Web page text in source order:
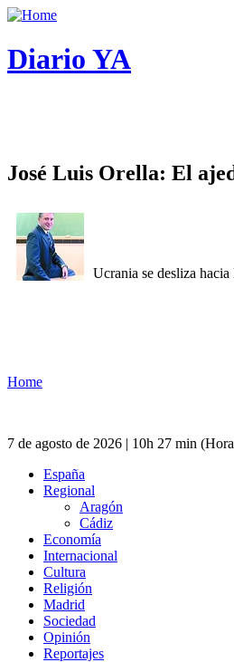
Diario YA
José Luis Orella: El
Ucrania se desliza
Home
7 de agosto de 2026 | 10h 27 min
España
Regional
Aragón
Cádiz
Economía
Internacional
Cultura
Religión
Madrid
Sociedad
Opinión
Reportajes